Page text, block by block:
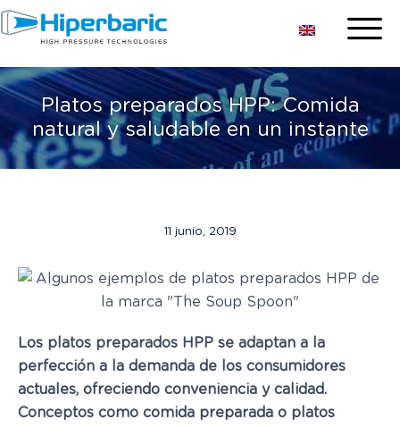
Platos preparados HPP: Comida
natural y saludable en un instante
11 junio, 2019
Los platos preparados HPP se adaptan a la
perfección a la demanda de los consumidores
actuales, ofreciendo conveniencia y calidad.
Conceptos como comida preparada o platos